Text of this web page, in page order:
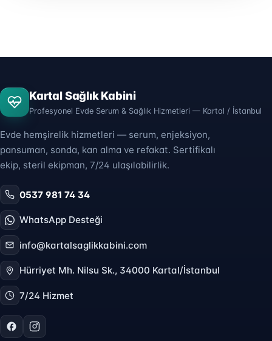
Kartal Sağlık Kabini
Profesyonel Evde Serum & Sağlık Hizmetleri — Kartal / İstanbul
Evde hemşirelik hizmetleri — serum, enjeksiyon,
pansuman, sonda, kan alma ve refakat. Sertifikalı
ekip, steril ekipman, 7/24 ulaşılabilirlik.
0537 981 74 34
WhatsApp Desteği
info@kartalsaglikkabini.com
Hürriyet Mh. Nilsu Sk., 34000 Kartal/İstanbul
7/24 Hizmet